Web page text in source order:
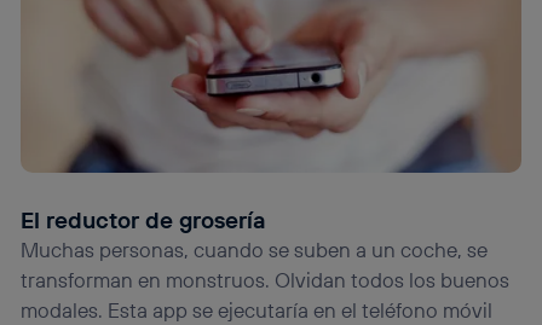
El reductor de grosería
Muchas personas, cuando se suben a un coche, se
transforman en monstruos. Olvidan todos los buenos
modales. Esta app se ejecutaría en el teléfono móvil
La tecnología utiliza un identificador cifrado creado por tu
operadora de telefonía, utilizando tu dirección IP y otra
información de la cuenta de cliente de
telecomunicaciones vinculada a la conexión que utilizas
(p. ej., número de teléfono móvil).
Este identificador se asigna a la conexión de internet, por
lo que cualquier persona que conecte su dispositivo y
Si utilizas una
conexión de banda ancha
(p. ej., Wi-Fi),
el marketing o análisis se realizará en función de las
actividades de navegación de los miembros del hogar
que hayan dado su consentimiento.